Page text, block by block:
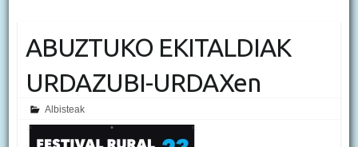
ABUZTUKO EKITALDIAK
URDAZUBI-URDAXen
Albisteak